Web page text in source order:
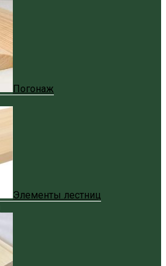
Погонаж
Элементы лестниц